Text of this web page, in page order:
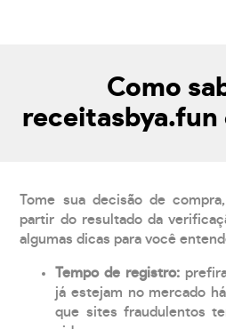
Como
receitasbya.fun
Tome sua decisão de
partir do resultado da
algumas dicas para você
Tempo de registro:
já estejam no mercado
que sites fraudulentos